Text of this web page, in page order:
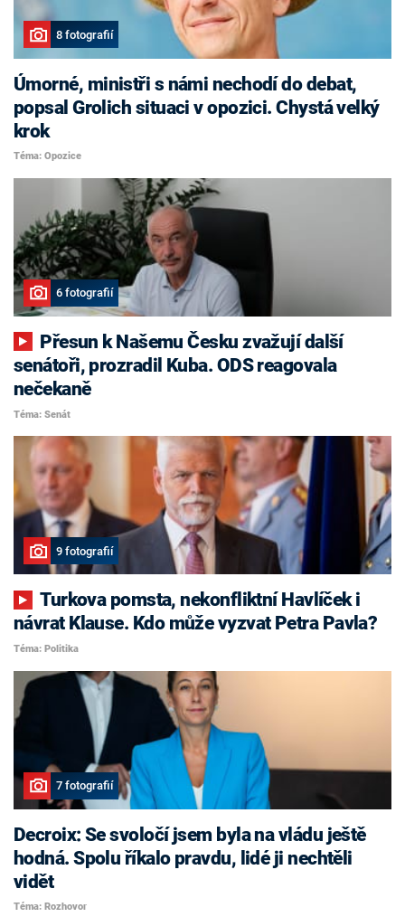
8 fotografií
Úmorné, ministři s námi nechodí do debat,
popsal Grolich situaci v opozici. Chystá velký
krok
Téma: Opozice
6 fotografií
senátoři, prozradil Kuba. ODS reagovala
nečekaně
Téma: Senát
9 fotografií
Turkova pomsta, nekonfliktní Havlíček i
návrat Klause. Kdo může vyzvat Petra Pavla?
Téma: Politika
7 fotografií
Decroix: Se svoločí jsem byla na vládu ještě
hodná. Spolu říkalo pravdu, lidé ji nechtěli
vidět
Téma: Rozhovor